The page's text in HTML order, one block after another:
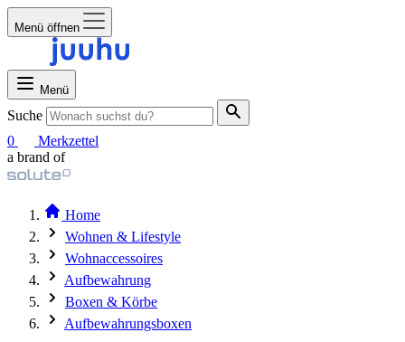
Menü öffnen
Menü
Suche
0
Merkzettel
a brand of
Home
Wohnen & Lifestyle
Wohnaccessoires
Aufbewahrung
Boxen & Körbe
Aufbewahrungsboxen